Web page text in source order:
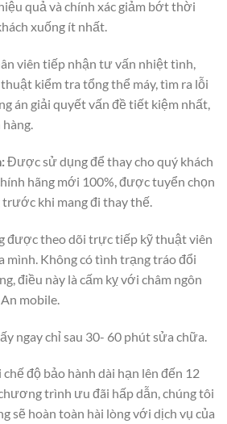
quả và chính xác giảm bớt thời
xuống ít nhất.
viên tiếp nhận tư vấn nhiệt tình,
kiểm tra tổng thể máy, tìm ra lỗi
án giải quyết vấn đề tiết kiệm nhất,
Được sử dụng để thay cho quý khách
hãng mới 100%, được tuyển chọn
khi mang đi thay thế.
được theo dõi trực tiếp kỹ thuật viên
mình. Không có tình trạng tráo đổi
điều này là cấm kỵ với châm ngôn
mobile.
ngay chỉ sau 30- 60 phút sửa chữa.
độ bảo hành dài hạn lên đến 12
trình ưu đãi hấp dẫn, chúng tôi
sẽ hoàn toàn hài lòng với dịch vụ của